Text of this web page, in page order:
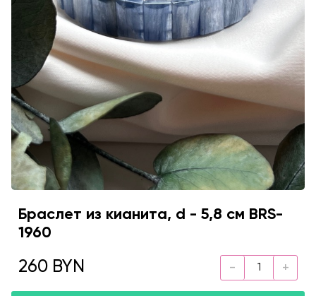
Браслет из кианита, d - 5,8 см BRS-
1960
260 BYN